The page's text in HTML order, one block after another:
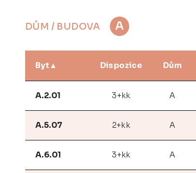
DŮM / BUDOVA A
Byt Dispozice Dům
A.2.01 3+kk A
A.5.07 2+kk A
A.6.01 3+kk A